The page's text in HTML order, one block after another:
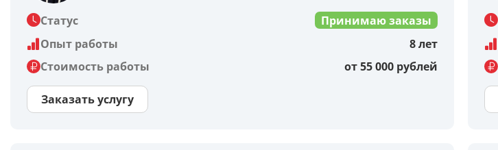
Статус
Принимаю заказы
Опыт работы
8 лет
Стоимость работы
от 55 000 рублей
Заказать услугу